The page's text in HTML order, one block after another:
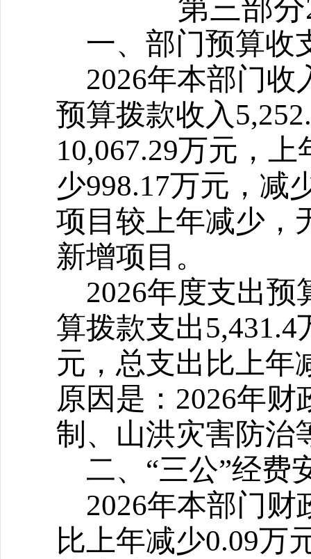
第三部
一、部门预算收
2026年本部门收
预算拨款收入
10,067.29万元，
少998.17万元，减
项目较上年减少，
新增项目。
2026年度支出预
算拨款支出
元，总支出比上年
原因是：2026年
制、山洪灾害防治
二、“三公”经费
2026年本部门财
比上年减少0.09万